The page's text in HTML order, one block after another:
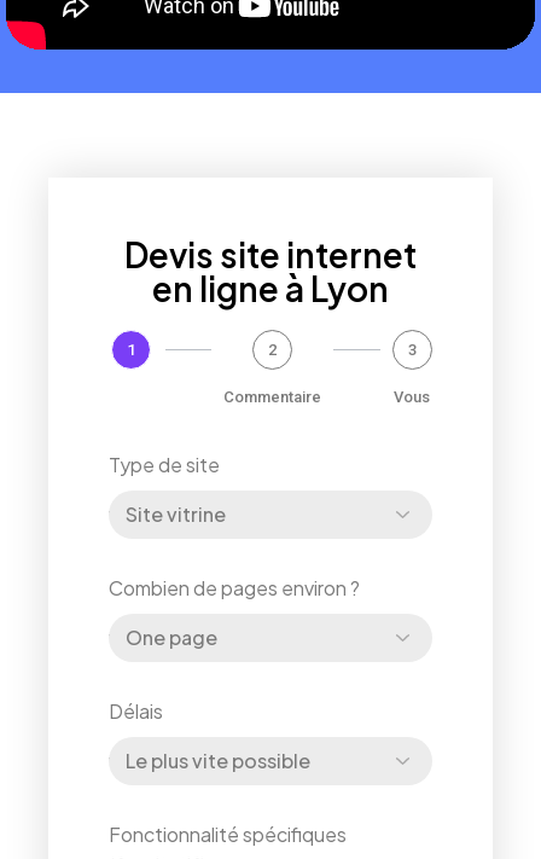
Devis site internet
en ligne à Lyon
1 2
Commentaire
3
Vous
Type de site
Combien de pages environ ?
Délais
Fonctionnalité spécifiques